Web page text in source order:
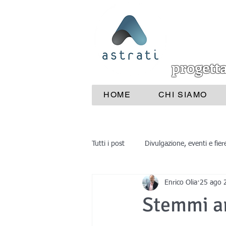
HOME CHI SIAMO
Tutti i post Divulgazione, eventi e
Industrie e aziende Medicina
Stemmi
Enrico Olia 25 ago